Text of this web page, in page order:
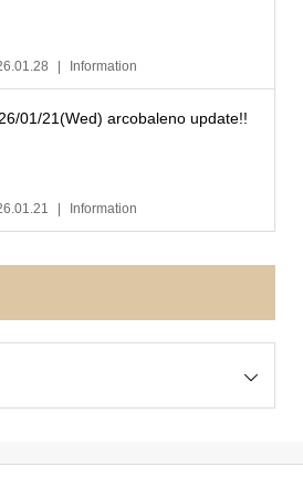
Information
01/21(Wed) arcobaleno update!!
Information